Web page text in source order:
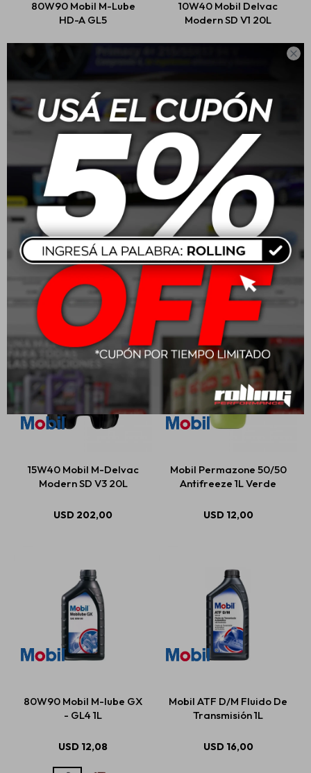

80W90 Mobil M-Lube
HD-A GL5
10W40 Mobil Delvac
Modern SD V1 20L
Mobil Liquido De Freno
Moto Brake Fluid 200cc
$302
20W50 Mobil Super 4L
USD 54,00
15W40 Mobil M-Delvac
Modern SD V3 20L
USD 202,00
Mobil Permazone 50/50
Antifreeze 1L Verde
USD 12,00
80W90 Mobil M-lube GX
- GL4 1L
USD 12,08
Mobil ATF D/M Fluido De
Transmisión 1L
USD 16,00